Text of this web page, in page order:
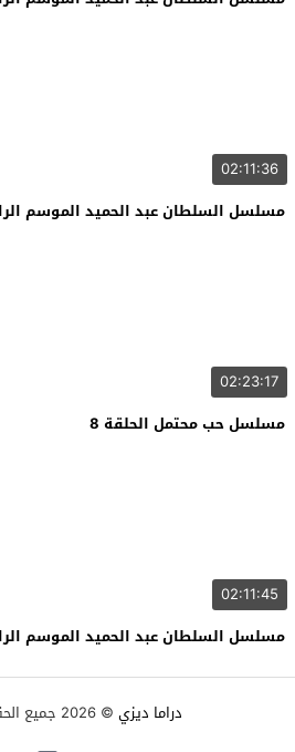
02:11:36
مسلسل السلطان عبد الحميد الموسم
02:23:17
مسلسل حب محتمل الحلقة 8
02:11:45
مسلسل السلطان عبد الحميد الموسم
دراما ديزي © 2026 جميع الحقوق محفوظة.